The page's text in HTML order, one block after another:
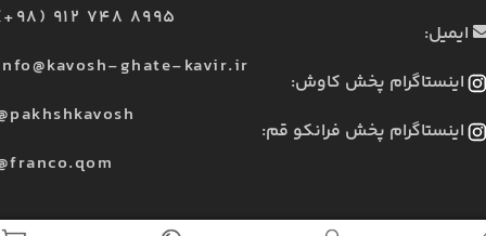
912 748 8995
ایمیل:
ghate-kavir.ir
اینستاگرام پخش کاوش:
اینستاگرام پخش فرانکو قم: